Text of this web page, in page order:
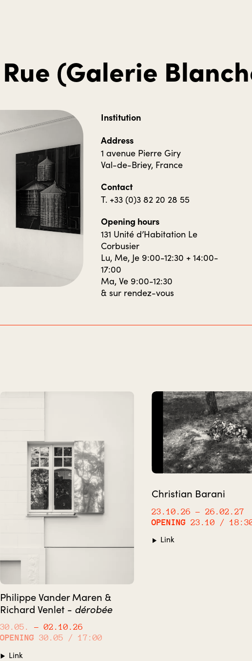
(Galerie
Institution
Address
1 avenue Pierre Giry
Val-de-Briey, France
Contact
T. +33 (0)3 82 20 28 55
Opening hours
131 Unité d’Habitation Le
Corbusier
Lu, Me, Je 9:00-12:30 + 14:00-
17:00
Ma, Ve 9:00-12:30
& sur rendez-vous
Philippe Vander Maren &
Richard Venlet - dérobée
30.05.
– 02.10.26
OPENING 30.05 / 17:00
Link
Christian Barani
23.10.26 – 26.02.27
OPENING 23.10 /
Link